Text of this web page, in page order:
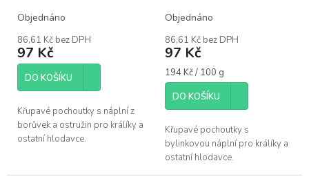
Objednáno
86,61 Kč bez DPH
97 Kč
DO KOŠÍKU
Křupavé pochoutky s náplní z
borůvek a ostružin pro králíky a
ostatní hlodavce.
Objednáno
86,61 Kč bez DPH
97 Kč
Měrná
cena:
194 Kč / 100 g
DO KOŠÍKU
Křupavé pochoutky s
bylinkovou náplní pro králíky a
ostatní hlodavce.